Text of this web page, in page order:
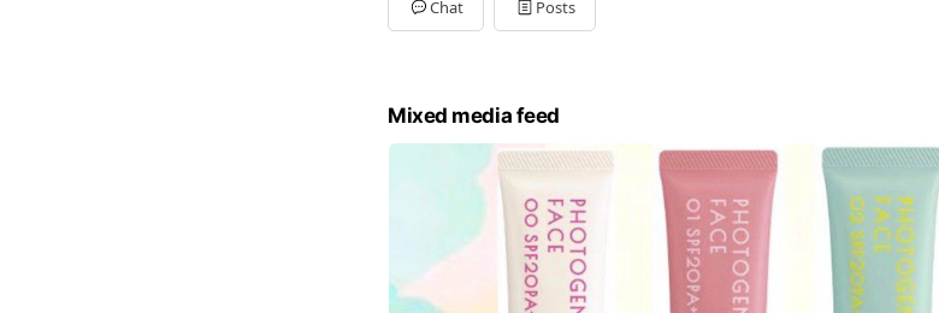
Chat Posts
Mixed media feed